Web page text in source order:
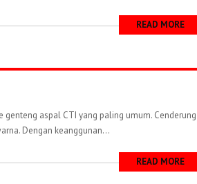
READ MORE
genteng aspal CTI yang paling umum. Cenderung
Dengan keanggunan...
READ MORE